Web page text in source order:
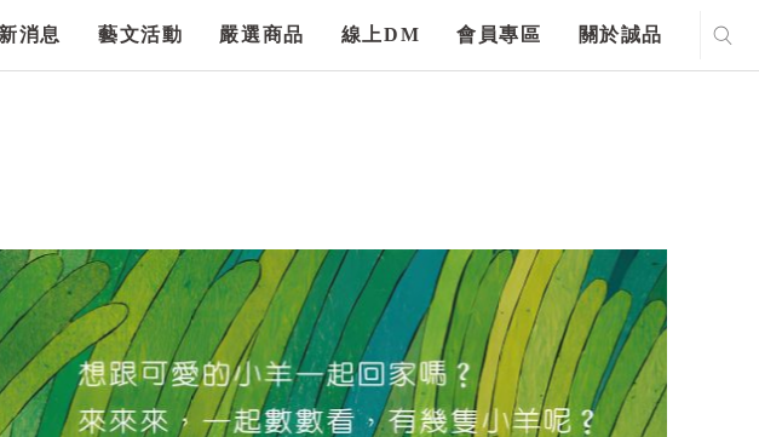
消息 藝文活動 嚴選商品 線上DM 會員專區 關於誠品